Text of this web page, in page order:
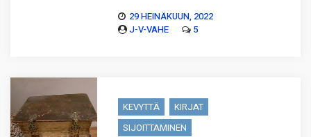
29 HEINÄKUUN, 2022
J-V-VAHE
5
KEVYTTÄ
KIRJAT
SIJOITTAMINEN